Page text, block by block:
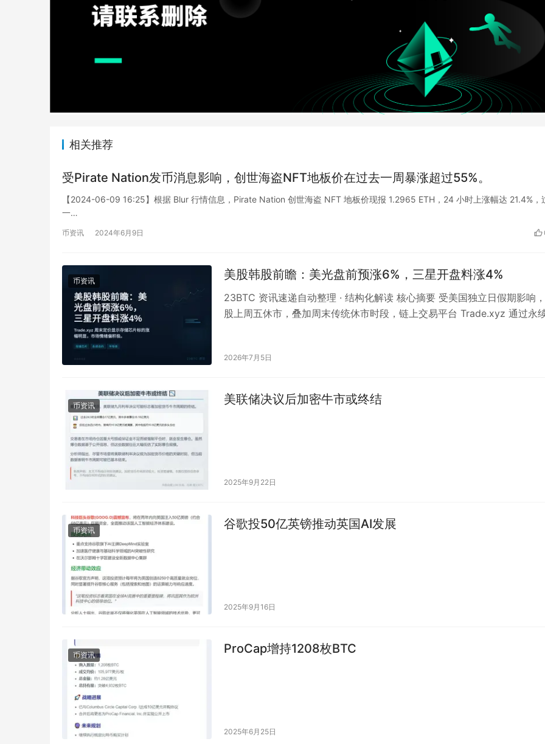
相关推荐
受Pirate Nation发币消息影响，创世海盗NFT地板价在过去一周暴涨超过55%。
【2024-06-09 16:25】根据 Blur 行情信息，Pirate Nation 创世海盗 NFT 地板价现报 1.2965 ETH，24 小时上涨幅达 21.4%，
一…
币资讯 2024年6月9日
币资讯 美股韩股前瞻：美光盘前预涨6%，三星开盘料涨4%
23BTC 资讯速递自动整理 · 结构化解读 核心摘要 受美国独立日假期影响
股上周五休市，叠加周末传统休市时段，链上交易平台 Trade.xyz 通过永
2026年7月5日
币资讯 美联储决议后加密牛市或终结
2025年9月22日
币资讯 谷歌投50亿英镑推动英国AI发展
2025年9月16日
币资讯 ProCap增持1208枚BTC
2025年6月25日